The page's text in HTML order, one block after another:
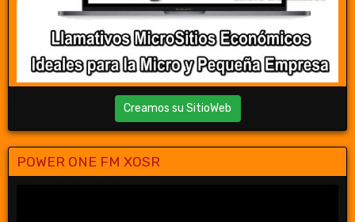
Creamos su SitioWeb
POWER ONE FM XOSR